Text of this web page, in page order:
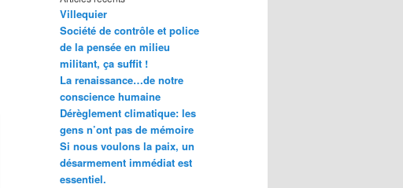
Villequier
Société de contrôle et police
de la pensée en milieu
militant, ça suffit !
La renaissance…de notre
conscience humaine
Dérèglement climatique: les
gens n’ont pas de mémoire
Si nous voulons la paix, un
désarmement immédiat est
essentiel.